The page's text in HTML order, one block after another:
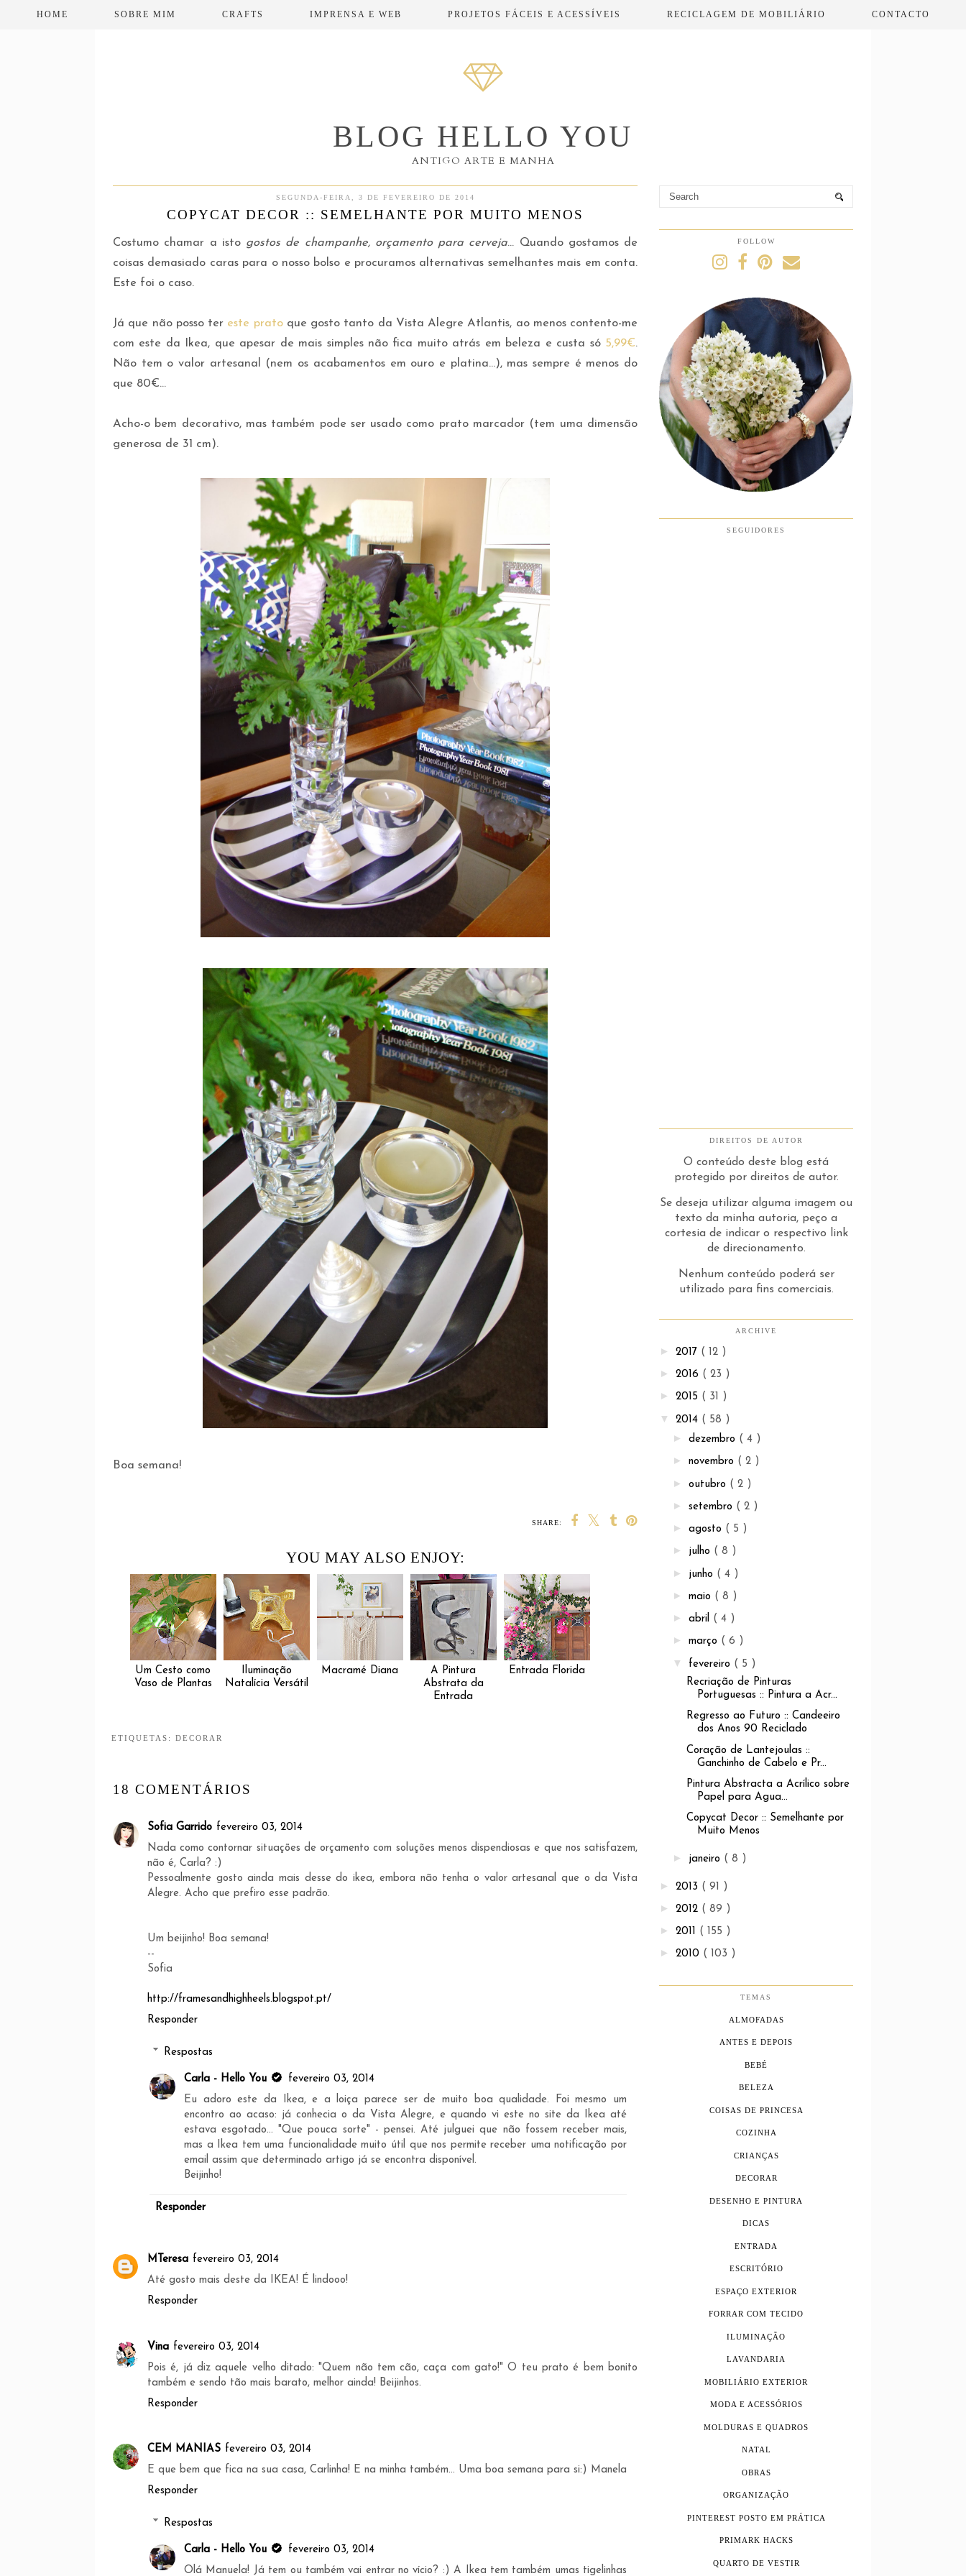
HOME SOBRE MIM CRAFTS IMPRENSA E WEB PROJETOS FÁCEIS E ACESSÍVEIS RECICLAGEM DE MOBILIÁRIO CONTACTO
BLOG HELLO YOU
ANTIGO ARTE E MANHA
SEGUNDA-FEIRA, 3 DE FEVEREIRO DE 2014
COPYCAT DECOR :: SEMELHANTE POR MUITO MENOS
Costumo chamar a isto gostos de champanhe, orçamento para cerveja... Quando gostamos de
coisas demasiado caras para o nosso bolso e procuramos alternativas semelhantes mais em conta.
Este foi o caso.
Já que não posso ter este pratoque gosto tanto da Vista Alegre Atlantis, ao menos contento-me
com este da Ikea, que apesar de mais simples não fica muito atrás em beleza e custa só 5,99€.
Não tem o valor artesanal (nem os acabamentos em ouro e platina...), mas sempre é menos do
que 80€...
Acho-o bem decorativo, mas também pode ser usado como prato marcador (tem uma dimensão
generosa de 31 cm).
Boa semana!
SHARE:
YOU MAY ALSO ENJOY:
Um Cesto como
Vaso de Plantas
Iluminação
Natalícia Versátil
Macramé Diana
A Pintura
Abstrata da
Entrada
Entrada Florida
ETIQUETAS: DECORAR
18 COMENTÁRIOS
Sofia Garrido fevereiro 03, 2014
Nada como contornar situações de orçamento com soluções menos dispendiosas e que nos satisfazem,
não é, Carla? :)
Pessoalmente gosto ainda mais desse do ikea, embora não tenha o valor artesanal que o da Vista
Alegre. Acho que prefiro esse padrão.
Um beijinho! Boa semana!
--
Sofia
http://framesandhighheels.blogspot.pt/
Responder
Respostas
Carla - Hello You
fevereiro 03, 2014
Eu adoro este da Ikea, e a loiça parece ser de muito boa qualidade. Foi mesmo um
encontro ao acaso: já conhecia o da Vista Alegre, e quando vi este no site da Ikea até
estava esgotado... "Que pouca sorte" - pensei. Até julguei que não fossem receber mais,
mas a Ikea tem uma funcionalidade muito útil que nos permite receber uma notificação por
email assim que determinado artigo já se encontra disponível.
Beijinho!
Responder
MTeresa fevereiro 03, 2014
Até gosto mais deste da IKEA! É lindooo!
Responder
Vina fevereiro 03, 2014
Pois é, já diz aquele velho ditado: "Quem não tem cão, caça com gato!" O teu prato é bem bonito
também e sendo tão mais barato, melhor ainda! Beijinhos.
Responder
CEM MANIAS fevereiro 03, 2014
E que bem que fica na sua casa, Carlinha! E na minha também... Uma boa semana para si:) Manela
Responder
Respostas
Carla - Hello You
fevereiro 03, 2014
Olá Manuela! Já tem ou também vai entrar no vício? :) A Ikea tem também umas tigelinhas
FOLLOW
SEGUIDORES
DIREITOS DE AUTOR
O conteúdo deste blog está
protegido por direitos de autor.
Se deseja utilizar alguma imagem ou
texto da minha autoria, peço a
cortesia de indicar o respectivo link
de direcionamento.
Nenhum conteúdo poderá ser
utilizado para fins comerciais.
ARCHIVE
► 2017 ( 12 )
► 2016 ( 23 )
► 2015 ( 31 )
▼ 2014 ( 58 )
► dezembro ( 4 )
► novembro ( 2 )
► outubro ( 2 )
► setembro ( 2 )
► agosto ( 5 )
► julho ( 8 )
► junho ( 4 )
► maio ( 8 )
► abril ( 4 )
► março ( 6 )
▼ fevereiro ( 5 )
Recriação de Pinturas
Portuguesas :: Pintura a Acr...
Regresso ao Futuro :: Candeeiro
dos Anos 90 Reciclado
Coração de Lantejoulas ::
Ganchinho de Cabelo e Pr...
Pintura Abstracta a Acrílico sobre
Papel para Agua...
Copycat Decor :: Semelhante por
Muito Menos
► janeiro ( 8 )
► 2013 ( 91 )
► 2012 ( 89 )
► 2011 ( 155 )
► 2010 ( 103 )
TEMAS
ALMOFADAS
ANTES E DEPOIS
BEBÉ
BELEZA
COISAS DE PRINCESA
COZINHA
CRIANÇAS
DECORAR
DESENHO E PINTURA
DICAS
ENTRADA
ESCRITÓRIO
ESPAÇO EXTERIOR
FORRAR COM TECIDO
ILUMINAÇÃO
LAVANDARIA
MOBILIÁRIO EXTERIOR
MODA E ACESSÓRIOS
MOLDURAS E QUADROS
NATAL
OBRAS
ORGANIZAÇÃO
PINTEREST POSTO EM PRÁTICA
PRIMARK HACKS
QUARTO DE VESTIR